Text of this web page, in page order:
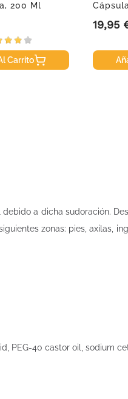
200 Ml
Carrito
Precio
19,95
a dicha sudoración.
zonas: pies, axilas,
PEG-40 castor oil, sodium